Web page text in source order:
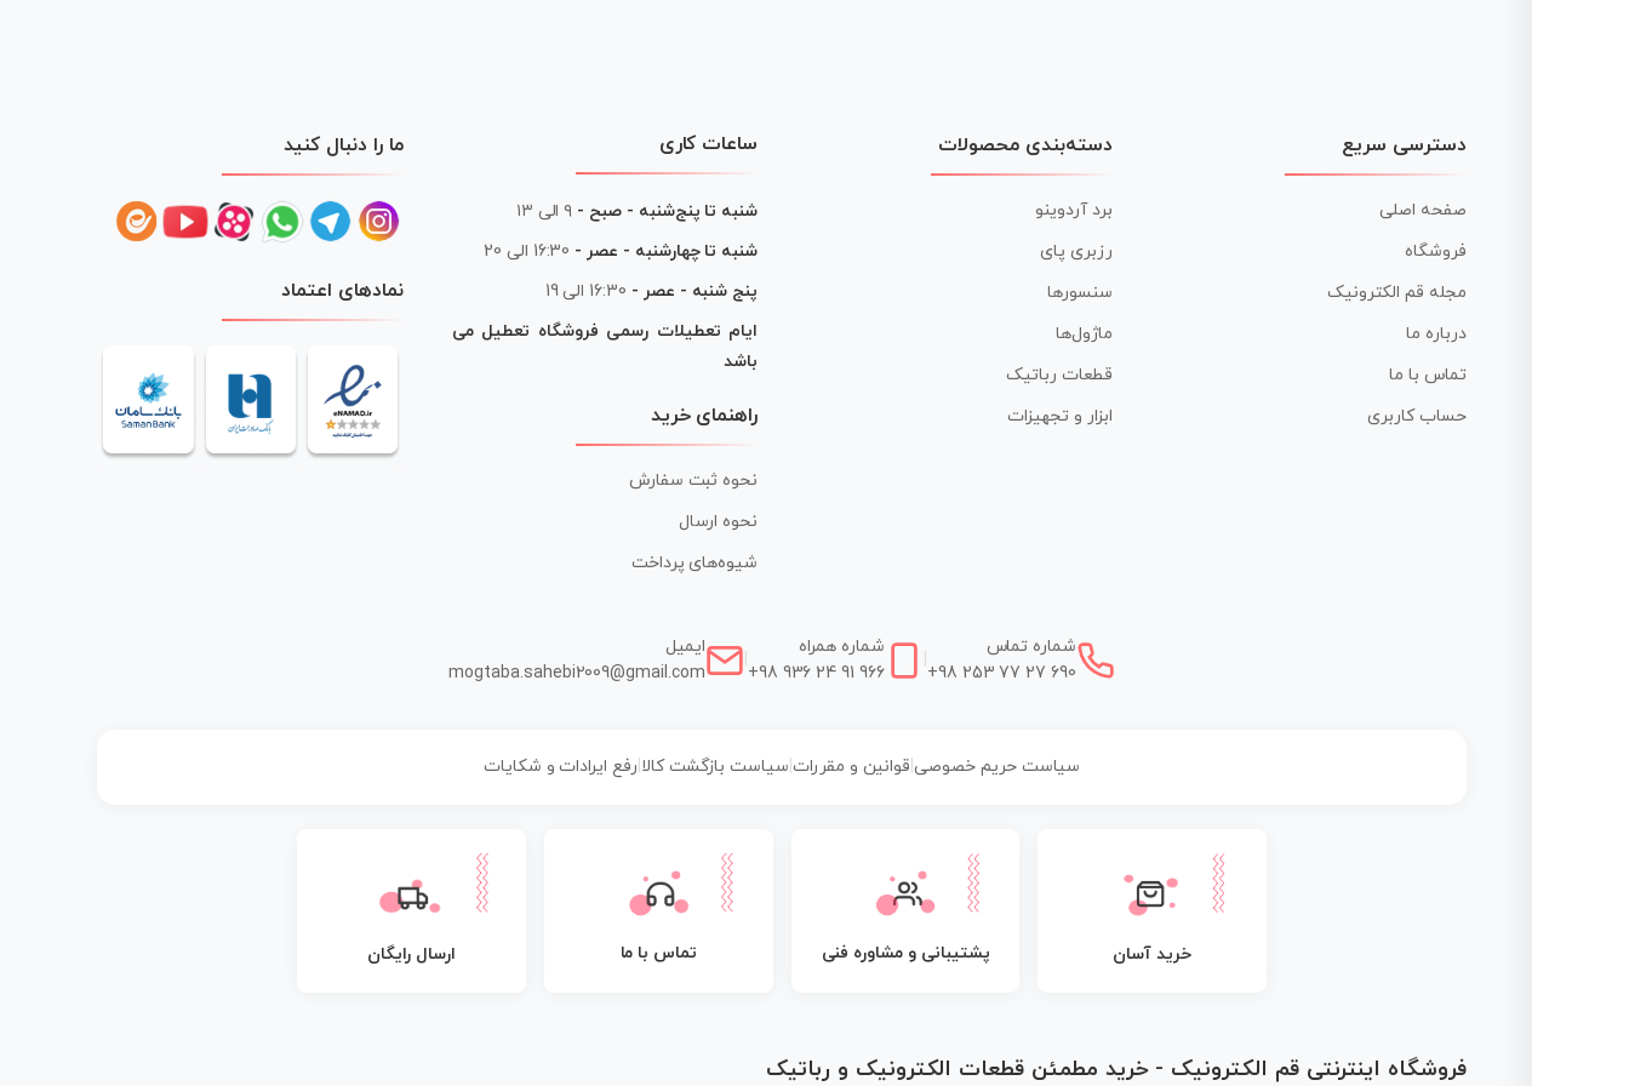
دسترسی سریع
صفحه اصلی
فروشگاه
مجله قم الکترونیک
درباره ما
تماس با ما
حساب کاربری
دسته‌بندی محصولات
برد آردوینو
رزبری پای
سنسورها
ماژول‌ها
قطعات رباتیک
ابزار و تجهیزات
ساعات کاری
شنبه تا پنج‌شنبه - صبح - ۹ الی ۱۳
شنبه تا چهارشنبه - عصر - 16:30 الی 20
پنج شنبه - عصر - 16:30 الی 19
ایام تعطیلات رسمی فروشگاه تعطیل می
باشد
راهنمای خرید
نحوه ثبت سفارش
نحوه ارسال
شیوه‌های پرداخت
ما را دنبال کنید
نمادهای اعتماد
شماره تماس
+98 253 77 27 690
شماره همراه
+98 936 24 91 966
ایمیل
mogtaba.sahebi2009@gmail.com
سیاست حریم خصوصی| قوانین و مقررات سیاست بازگشت کالا رفع ایرادات و شکایات
خرید آسان پشتیبانی و مشاوره فنی تماس با ما ارسال رایگان
فروشگاه اینترنتی قم الکترونیک - خرید مطمئن قطعات الکترونیک و رباتیک